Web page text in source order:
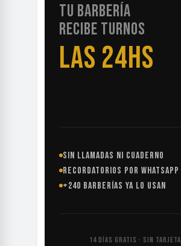
TU BARBERÍA
RECIBE TURNOS
LAS 24HS
SIN LLAMADAS NI CUADERNO
RECORDATORIOS POR WHATSAPP
+240 BARBERÍAS YA LO USAN
14 DÍAS GRATIS · SIN TARJETA